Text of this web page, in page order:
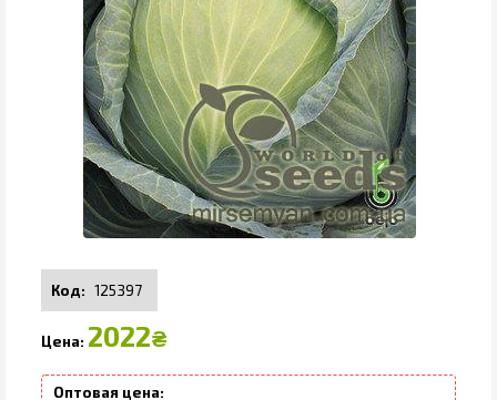
125397
2022₴